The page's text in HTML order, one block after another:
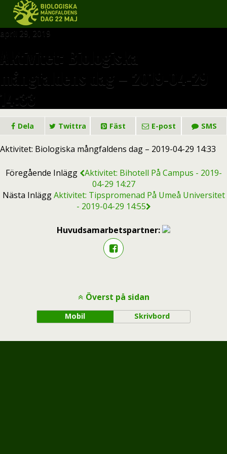
april 29, 2019
Aktivitet: Biologiska
mångfaldens dag – 2019-04-29
14:33
Dela Twittra Fäst E-post SMS
Aktivitet: Biologiska mångfaldens dag – 2019-04-29 14:33
Föregående Inlägg
Aktivitet: Bihotell På Campus - 2019-
04-29 14:27
Nästa InläggAktivitet: Tipspromenad På Umeå Universitet
- 2019-04-29 14:55
Huvudsamarbetspartner:
Överst på sidan
Mobil Skrivbord